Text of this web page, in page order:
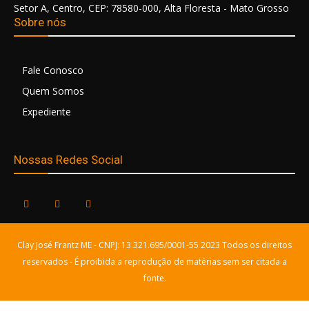
Setor A, Centro, CEP: 78580-000, Alta Floresta - Mato Grosso
Sobre nós
Fale Conosco
Quem Somos
Expediente
Nossas Redes Social
Clay José Frantz ME - CNPJ: 13.321.695/0001-55 2023 Todos os direitos
reservados - É proibida a reprodução de matérias sem ser citada a
fonte.